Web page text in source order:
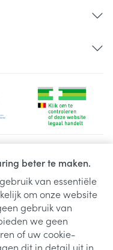
beter te maken.
van essentiële
om onze website
gebruik van
we geen
of uw cookie-
dit in detail uit in